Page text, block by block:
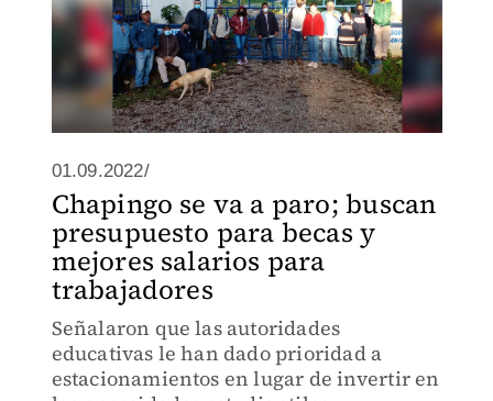
01.09.2022/
Chapingo se va a paro; buscan
presupuesto para becas y
mejores salarios para
trabajadores
Señalaron que las autoridades
educativas le han dado prioridad a
estacionamientos en lugar de invertir en